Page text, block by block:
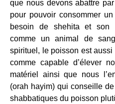
que nous devons abattre
pour pouvoir consommer
besoin de shehita et son
comme un animal de
spirituel, le poisson est
comme capable d’élever
matériel ainsi que nous
(orah hayim) qui conseille
shabbatiques du poisson